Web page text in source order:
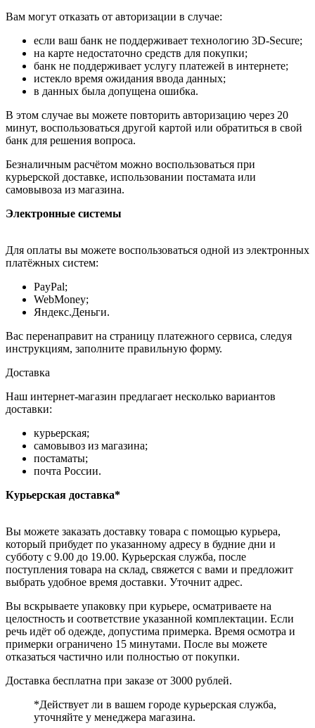
Вам могут отказать от авторизации в случае:
если ваш банк не поддерживает технологию 3D-Secure;
на карте недостаточно средств для покупки;
банк не поддерживает услугу платежей в интернете;
истекло время ожидания ввода данных;
в данных была допущена ошибка.
В этом случае вы можете повторить авторизацию через 20
минут, воспользоваться другой картой или обратиться в свой
банк для решения вопроса.
Безналичным расчётом можно воспользоваться при
курьерской доставке, использовании постамата или
самовывоза из магазина.
Электронные системы
Для оплаты вы можете воспользоваться одной из электронных
платёжных систем:
PayPal;
WebMoney;
Яндекс.Деньги.
Вас перенаправит на страницу платежного сервиса, следуя
инструкциям, заполните правильную форму.
Доставка
Наш интернет-магазин предлагает несколько вариантов
доставки:
курьерская;
самовывоз из магазина;
постаматы;
почта России.
Курьерская доставка*
Вы можете заказать доставку товара с помощью курьера,
который прибудет по указанному адресу в будние дни и
субботу с 9.00 до 19.00. Курьерская служба, после
поступления товара на склад, свяжется с вами и предложит
выбрать удобное время доставки. Уточнит адрес.
Вы вскрываете упаковку при курьере, осматриваете на
целостность и соответствие указанной комплектации. Если
речь идёт об одежде, допустима примерка. Время осмотра и
примерки ограничено 15 минутами. После вы можете
отказаться частично или полностью от покупки.
Доставка бесплатна при заказе от 3000 рублей.
*Действует ли в вашем городе курьерская служба,
уточняйте у менеджера магазина.